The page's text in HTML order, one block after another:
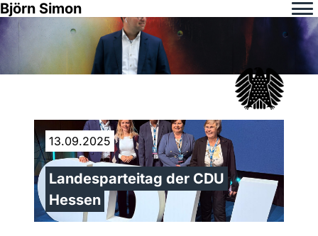
Björn Simon
13.09.2025
Landesparteitag der CDU
Hessen